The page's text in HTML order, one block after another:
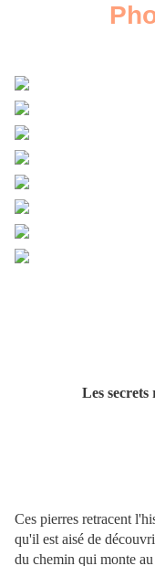
Les secrets
Ces pierres retracent
qu'il est aisé de
du chemin qui monte